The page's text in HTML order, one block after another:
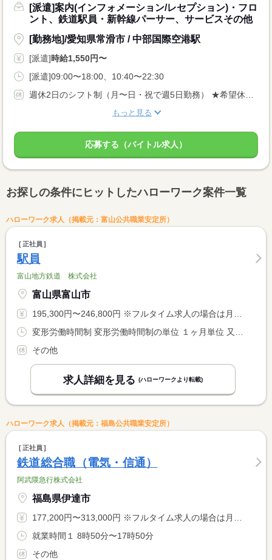
[派遣]案内(インフォメーション/レセプション)・フロ
ント、鉄道駅員・新幹線パーサー、サービスその他
[勤務地]/愛知県常滑市 / 中部国際空港駅
[派遣]時給1,550円〜
[派遣]09:00〜18:00、10:40〜22:30
週休2日のシフト制（月〜日・祝で週5日勤務） ★希望休：月2〜3日申請OK！
もっと見る
応募する（バイトル求人）
お探しの条件にヒットしたハローワーク案件一覧
ハローワーク求人（掲載元：富山公共職業安定所）
正社員
駅員
富山地方鉄道 株式会社
富山県富山市
195,300円〜246,800円 ※フルタイム求人の場合は月額（換算額）、パート求人の場合は時間額を表示しています。
変形労働時間制 変形労働時間制の単位 １ヶ月単位 又は 5時00分〜0時00分の時間の間の8時間程度 就業時間に関する特記事項 シフト制 <BR> 日により長短あり <BR> 一日平均実働７時間５０分
その他
求人詳細を見る (ハローワークより転載)
ハローワーク求人（掲載元：福島公共職業安定所）
正社員
鉄道総合職（電気・信通）
阿武隈急行株式会社
福島県伊達市
177,200円〜313,000円 ※フルタイム求人の場合は月額（換算額）、パート求人の場合は時間額を表示しています。
就業時間１ 8時50分〜17時50分
その他